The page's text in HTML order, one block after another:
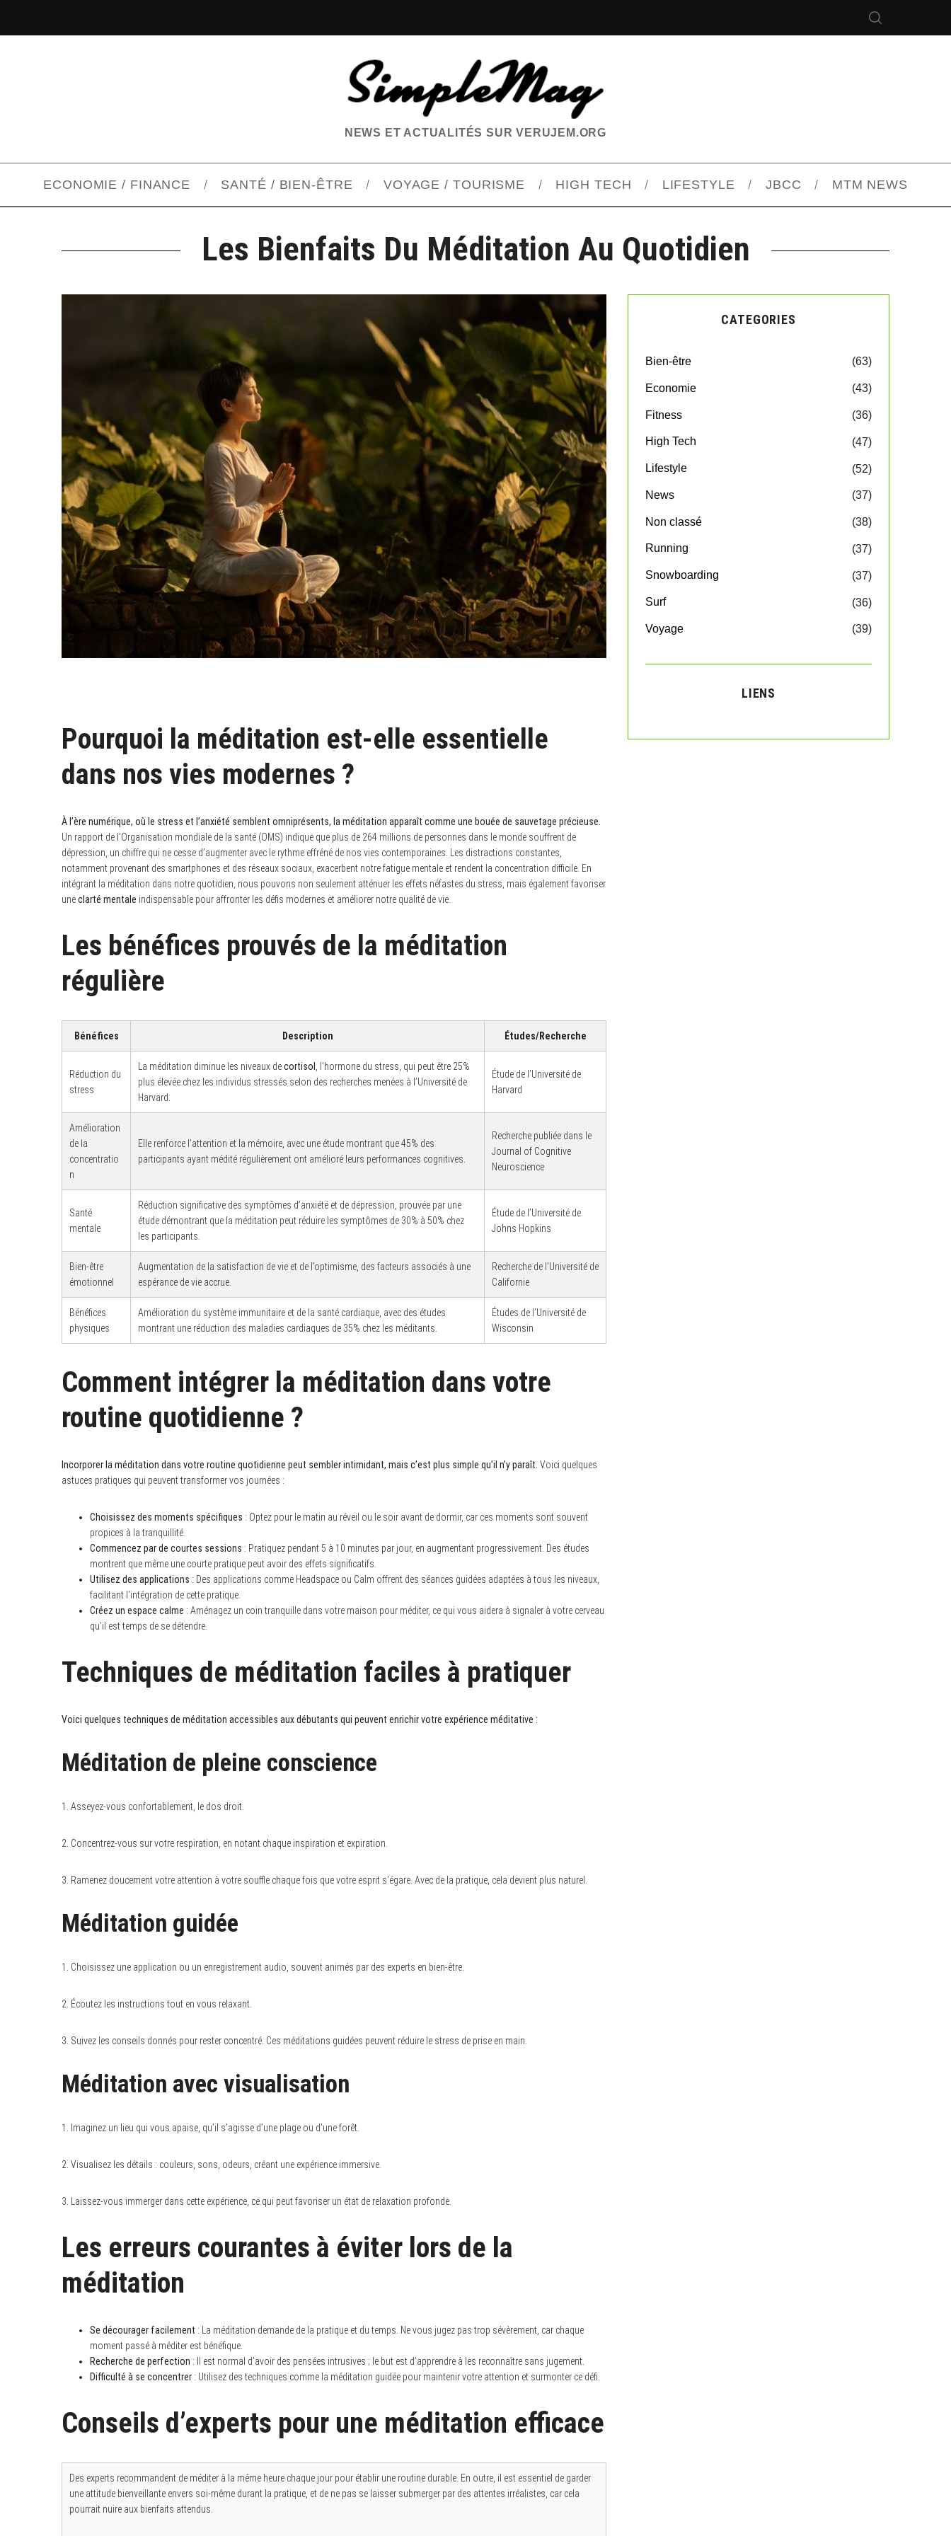
NEWS ET ACTUALITÉS SUR VERUJEM.ORG
ECONOMIE / FINANCE SANTÉ / BIEN-ÊTRE VOYAGE / TOURISME HIGH TECH LIFESTYLE JBCC MTM NEWS
Les Bienfaits Du Méditation Au Quotidien
Pourquoi la méditation est-elle essentielle
dans nos vies modernes ?
À l’ère numérique, où le stress et l’anxiété semblent omniprésents, la méditation apparaît comme une bouée de sauvetage précieuse.
Un rapport de l’Organisation mondiale de la santé (OMS) indique que plus de 264 millions de personnes dans le monde souffrent de
dépression, un chiffre qui ne cesse d’augmenter avec le rythme effréné de nos vies contemporaines. Les distractions constantes,
notamment provenant des smartphones et des réseaux sociaux, exacerbent notre fatigue mentale et rendent la concentration difficile. En
intégrant la méditation dans notre quotidien, nous pouvons non seulement atténuer les effets néfastes du stress, mais également favoriser
uneclarté mentale indispensable pour affronter les défis modernes et améliorer notre qualité de vie.
Les bénéfices prouvés de la méditation
régulière
Bénéfices Description Études/Recherche
Réduction du
stress
La méditation diminue les niveaux decortisol
, l’hormone du stress, qui peut être 25%
plus élevée chez les individus stressés selon des recherches menées à l’Université de
Harvard.
Étude de l’Université de
Harvard
Amélioration
de la
concentratio
n
Elle renforce l’attention et la mémoire, avec une étude montrant que 45% des
participants ayant médité régulièrement ont amélioré leurs performances cognitives.
Recherche publiée dans le
Journal of Cognitive
Neuroscience
Santé
mentale
Réduction significative des symptômes d’anxiété et de dépression, prouvée par une
étude démontrant que la méditation peut réduire les symptômes de 30% à 50% chez
les participants.
Étude de l’Université de
Johns Hopkins
Bien-être
émotionnel
Augmentation de la satisfaction de vie et de l’optimisme, des facteurs associés à une
espérance de vie accrue.
Recherche de l’Université de
Californie
Bénéfices
physiques
Amélioration du système immunitaire et de la santé cardiaque, avec des études
montrant une réduction des maladies cardiaques de 35% chez les méditants.
Études de l’Université de
Wisconsin
Comment intégrer la méditation dans votre
routine quotidienne ?
Incorporer la méditation dans votre routine quotidienne peut sembler intimidant, mais c’est plus simple qu’il n’y paraît. Voici quelques
astuces pratiques qui peuvent transformer vos journées :
Choisissez des moments spécifiques : Optez pour le matin au réveil ou le soir avant de dormir, car ces moments sont souvent
propices à la tranquillité.
Commencez par de courtes sessions : Pratiquez pendant 5 à 10 minutes par jour, en augmentant progressivement. Des études
montrent que même une courte pratique peut avoir des effets significatifs.
Utilisez des applications : Des applications comme Headspace ou Calm offrent des séances guidées adaptées à tous les niveaux,
facilitant l’intégration de cette pratique.
Créez un espace calme : Aménagez un coin tranquille dans votre maison pour méditer, ce qui vous aidera à signaler à votre cerveau
qu’il est temps de se détendre.
Techniques de méditation faciles à pratiquer
Voici quelques techniques de méditation accessibles aux débutants qui peuvent enrichir votre expérience méditative :
Méditation de pleine conscience
1. Asseyez-vous confortablement, le dos droit.
2. Concentrez-vous sur votre respiration, en notant chaque inspiration et expiration.
3. Ramenez doucement votre attention à votre souffle chaque fois que votre esprit s’égare. Avec de la pratique, cela devient plus naturel.
Méditation guidée
1. Choisissez une application ou un enregistrement audio, souvent animés par des experts en bien-être.
2. Écoutez les instructions tout en vous relaxant.
3. Suivez les conseils donnés pour rester concentré. Ces méditations guidées peuvent réduire le stress de prise en main.
Méditation avec visualisation
1. Imaginez un lieu qui vous apaise, qu’il s’agisse d’une plage ou d’une forêt.
2. Visualisez les détails : couleurs, sons, odeurs, créant une expérience immersive.
3. Laissez-vous immerger dans cette expérience, ce qui peut favoriser un état de relaxation profonde.
Les erreurs courantes à éviter lors de la
méditation
Se décourager facilement : La méditation demande de la pratique et du temps. Ne vous jugez pas trop sévèrement, car chaque
moment passé à méditer est bénéfique.
Recherche de perfection : Il est normal d’avoir des pensées intrusives ; le but est d’apprendre à les reconnaître sans jugement.
Difficulté à se concentrer : Utilisez des techniques comme la méditation guidée pour maintenir votre attention et surmonter ce défi.
Conseils d’experts pour une méditation efficace
Des experts recommandent de méditer à la même heure chaque jour pour établir une routine durable. En outre, il est essentiel de garder
une attitude bienveillante envers soi-même durant la pratique, et de ne pas se laisser submerger par des attentes irréalistes, car cela
pourrait nuire aux bienfaits attendus.
CATEGORIES
Bien-être (63)
Economie (43)
Fitness (36)
High Tech (47)
Lifestyle (52)
News (37)
Non classé (38)
Running (37)
Snowboarding (37)
Surf (36)
Voyage (39)
LIENS
c
h